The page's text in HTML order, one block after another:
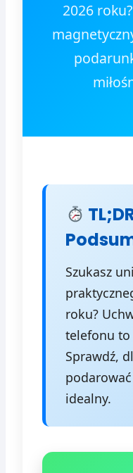
2026
Szukasz
roku?
telefonu to
Sprawdź,
idealny.